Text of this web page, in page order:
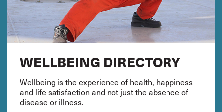
WELLBEING DIRECTORY
Wellbeing is the experience of health, happiness
and life satisfaction and not just the absence of
disease or illness.